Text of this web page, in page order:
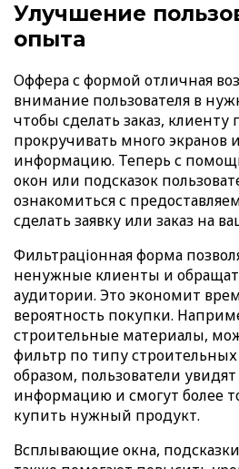
Улучшение
опыта
Оффера с формой отличная
внимание пользователя в
чтобы сделать заказ, клиенту
прокручивать много экранов
информацию. Теперь с
окон или подсказок
ознакомиться с
сделать заявку или заказ на
Фильтраціонная форма
ненужные клиенты и
аудитории. Это экономит
вероятность покупки.
строительные материалы,
фильтр по типу
образом, пользователи
информацию и смогут более
купить нужный продукт.
Всплывающие окна,